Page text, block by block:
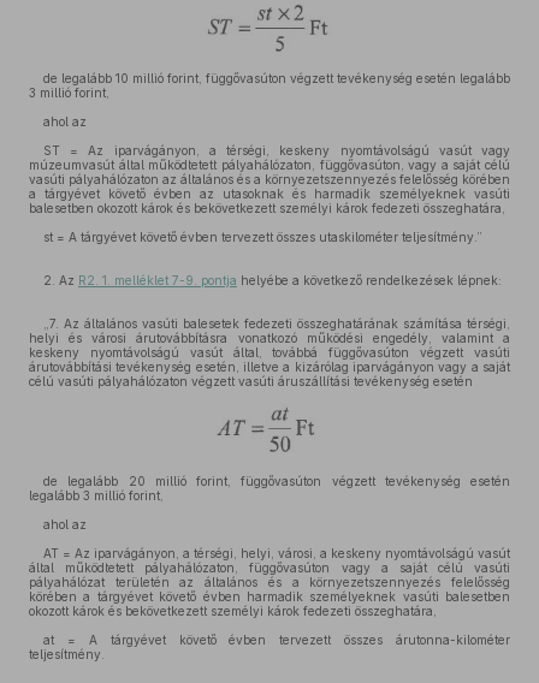
de legalább 10 millió forint, függővasúton végzett tevékenység esetén legalább
3 millió forint,
ahol az
ST = Az iparvágányon, a térségi, keskeny nyomtávolságú vasút vagy
múzeumvasút által működtetett pályahálózaton, függővasúton, vagy a saját célú
vasúti pályahálózaton az általános és a környezetszennyezés felelősség körében
a tárgyévet követő évben az utasoknak és harmadik személyeknek vasúti
balesetben okozott károk és bekövetkezett személyi károk fedezeti összeghatára,
st = A tárgyévet követő évben tervezett összes utaskilométer teljesítmény.”
2. Az R2. 1. melléklet 7-9. pontja helyébe a következő rendelkezések lépnek:
„7. Az általános vasúti balesetek fedezeti összeghatárának számítása térségi,
helyi és városi árutovábbításra vonatkozó működési engedély, valamint a
keskeny nyomtávolságú vasút által, továbbá függővasúton végzett vasúti
árutovábbítási tevékenység esetén, illetve a kizárólag iparvágányon vagy a saját
célú vasúti pályahálózaton végzett vasúti áruszállítási tevékenység esetén
de legalább 20 millió forint, függővasúton végzett tevékenység esetén
legalább 3 millió forint,
ahol az
AT = Az iparvágányon, a térségi, helyi, városi, a keskeny nyomtávolságú vasút
által működtetett pályahálózaton, függővasúton vagy a saját célú vasúti
pályahálózat területén az általános és a környezetszennyezés felelősség
körében a tárgyévet követő évben harmadik személyeknek vasúti balesetben
okozott károk és bekövetkezett személyi károk fedezeti összeghatára,
at = A tárgyévet követő évben tervezett összes árutonna-kilométer
teljesítmény.